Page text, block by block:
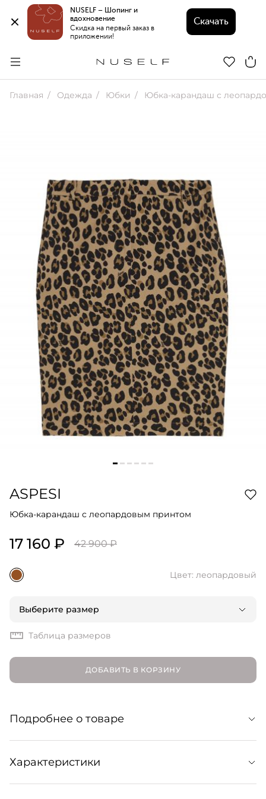
NUSELF – Шопинг и
вдохновение
Скидка на первый заказ в
приложении!
Скачать
Главная Одежда Юбки Юбка-карандаш с
ASPESI
Юбка-карандаш с леопардовым принтом
17 160 ₽ 42 900 ₽
Цвет: леопардовый
Выберите размер
Таблица размеров
ДОБАВИТЬ В КОРЗИНУ
Подробнее о товаре
Юбка-карандаш из прочного и комфортного
хлопкового дрилла. Модель с леопардовым принтом
Характеристики